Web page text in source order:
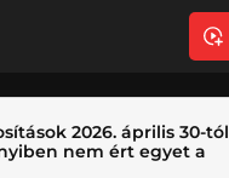
2026. április 30-tól
nem ért egyet a